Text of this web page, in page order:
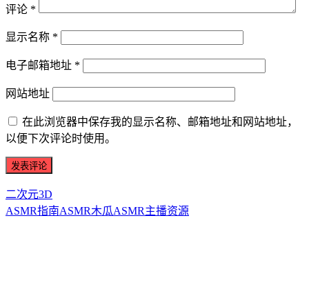
评论 *
显示名称 *
电子邮箱地址 *
网站地址
在此浏览器中保存我的显示名称、邮箱地址和网站地址，
以便下次评论时使用。
二次元3D
ASMR指南ASMR木瓜ASMR主播资源